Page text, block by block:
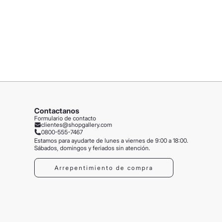
Contactanos
Formulario de contacto
clientes@shopgallery.com
0800-555-7467
Estamos para ayudarte de lunes a viernes de 9:00 a 18:00.
Sábados, domingos y feriados sin atención.
Arrepentimiento de compra